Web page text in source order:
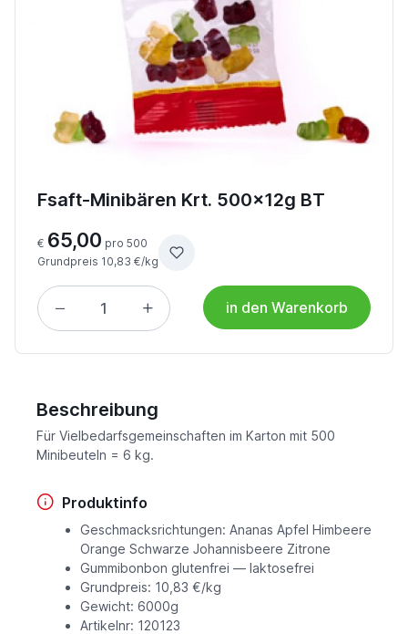
Fsaft-Minibären Krt. 500x12g BT
€ 65,00 pro 500
Grundpreis 10,83 €/kg
in den Warenkorb
Beschreibung
Für Vielbedarfsgemeinschaften im Karton mit 500
Minibeuteln = 6 kg.
Produktinfo
Geschmacksrichtungen: Ananas Apfel Himbeere
Orange Schwarze Johannisbeere Zitrone
Gummibonbon glutenfrei — laktosefrei
Grundpreis: 10,83 €/kg
Gewicht: 6000g
Artikelnr: 120123